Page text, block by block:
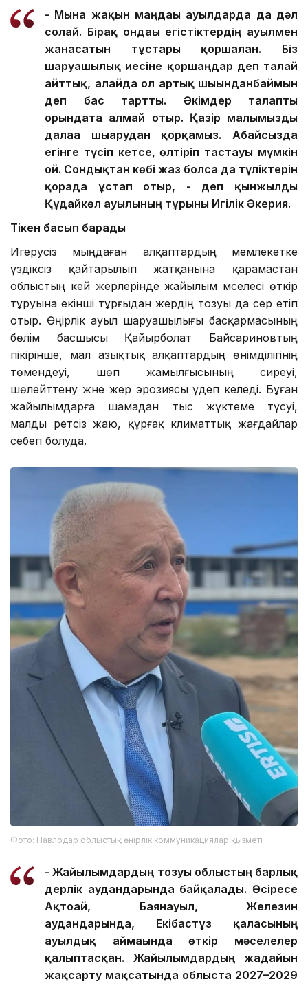
- Мына жақын маңдағы ауылдарда да дәл
солай. Бірақ ондағы егістіктердің ауылмен
жанасатын тұстары қоршалған. Біз
шаруашылық иесіне қоршаңдар деп талай
айттық, алайда ол артық шығынданбаймын
деп бас тартты. Әкімдер талапты
орындата алмай отыр. Қазір малымызды
далаға шығарудан қорқамыз. Абайсызда
егінге түсіп кетсе, өлтіріп тастауы мүмкін
ғой. Сондықтан көбі жаз болса да түліктерін
қорада ұстап отыр, - деп қынжылды
Құдайкөл ауылының тұрғыны Игілік Әкерия.
Тікен басып барады
Игерусіз мыңдаған алқаптардың мемлекетке
үздіксіз қайтарылып жатқанына қарамастан
облыстың кей жерлерінде жайылым мәселесі өткір
тұруына екінші тұрғыдан жердің тозуы да әсер етіп
отыр. Өңірлік ауыл шаруашылығы басқармасының
бөлім басшысы Қайырболат Байсариновтың
пікірінше, мал азықтық алқаптардың өнімділігінің
төмендеуі, шөп жамылғысының сиреуі,
шөлейттену және жер эрозиясы үдеп келеді. Бұған
жайылымдарға шамадан тыс жүктеме түсуі,
малды ретсіз жаю, құрғақ климаттық жағдайлар
себеп болуда.
Фото: Павлодар облыстық өңірлік коммуникациялар қызметі
- Жайылымдардың тозуы облыстың барлық
дерлік аудандарында байқалады. Әсіресе
Ақтоғай, Баянауыл, Железин
аудандарында, Екібастұз қаласының
ауылдық аймағында өткір мәселелер
қалыптасқан. Жайылымдардың жағдайын
жақсарту мақсатында облыста 2027–2029